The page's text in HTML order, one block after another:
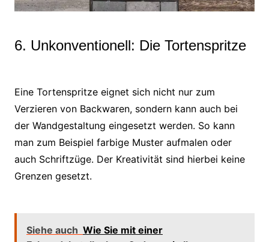
6. Unkonventionell: Die Tortenspritze
Eine Tortenspritze eignet sich nicht nur zum
Verzieren von Backwaren, sondern kann auch bei
der Wandgestaltung eingesetzt werden. So kann
man zum Beispiel farbige Muster aufmalen oder
auch Schriftzüge. Der Kreativität sind hierbei keine
Grenzen gesetzt.
Siehe auch Wie Sie mit einer